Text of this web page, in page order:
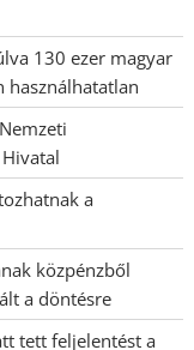
130 ezer magyar
használhatatlan
a
közpénzből
a döntésre
tett feljelentést a